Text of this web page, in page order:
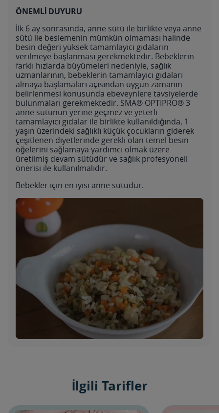
ÖNEMLİ DUYURU
İlk 6 ay sonrasında, anne sütü ile birlikte veya anne
sütü ile beslemenin mümkün olmaması halinde
besin değeri yüksek tamamlayıcı gıdaların
verilmeye başlanması gerekmektedir. Bebeklerin
farklı hızlarda büyümeleri nedeniyle, sağlık
uzmanlarının, bebeklerin tamamlayıcı gıdaları
almaya başlamaları açısından uygun zamanın
belirlenmesi konusunda ebeveynlere tavsiyelerde
bulunmaları gerekmektedir. SMA® OPTIPRO® 3
anne sütünün yerine geçmez ve yeterli
tamamlayıcı gıdalar ile birlikte kullanıldığında, 1
yaşın üzerindeki sağlıklı küçük çocukların giderek
çeşitlenen diyetlerinde gerekli olan temel besin
öğelerini sağlamaya yardımcı olmak üzere
üretilmiş devam sütüdür ve sağlık profesyoneli
önerisi ile kullanılmalıdır.
Bebekler için en iyisi anne sütüdür.
İlgili Tarifler